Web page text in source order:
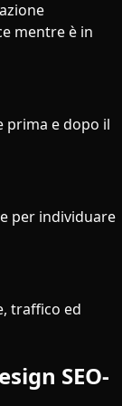
mentre è in
prima e dopo il
per individuare
traffico ed
SEO-